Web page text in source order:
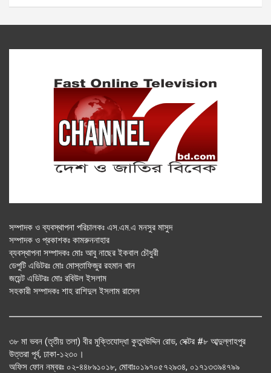
সম্পাদক ও ব্যবস্থাপনা পরিচালকঃ এস.এম.এ মনসুর মাসুদ
সম্পাদক ও প্রকাশকঃ কামরুননাহার
ব্যবস্থাপনা সম্পাদকঃ মোঃ আবু নাছের ইকবাল চৌধুরী
ডেপুটি এডিটরঃ মোঃ মোস্তাফিজুর রহমান খান
জয়েন্ট এডিটরঃ মোঃ রবিউল ইসলাম
সহকারী সম্পাদকঃ শাহ রাশিদুল ইসলাম রাসেল
৩৮ মা ভবন (তৃতীয় তলা) বীর মুক্তিযোদ্ধা কুতুবউদ্দিন রোড, সেক্টর #৮ আব্দুল্লাহপুর
উত্তরা পূর্ব, ঢাকা-১২৩০।
অফিস ফোন নম্বরঃ ০২-৪৪৮৯১০১৮, মোবাঃ০১৯৭০৫৭২৯৩৪, ০১৭১৩৩৯৪৭৯৯